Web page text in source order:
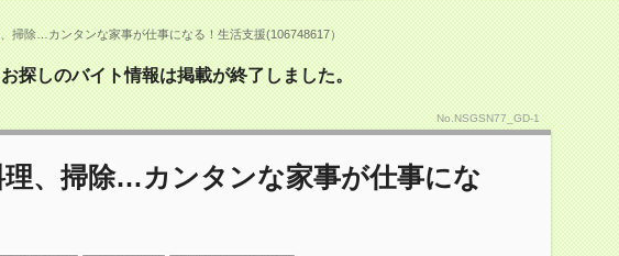
掃除…カンタンな家事が仕事になる！生活支援(106748617）
お探しのバイト情報は掲載が終了しました。
No.NSGSN77_GD-1
理、掃除…カンタンな家事が仕事にな